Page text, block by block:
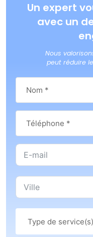
Un expert
avec un
Nous
peut réduire